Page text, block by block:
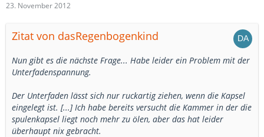
23. November 2012
Zitat von dasRegenbogenkind
Nun gibt es die nächste Frage... Habe leider ein Problem mit der
Unterfadenspannung.
Der Unterfaden lässt sich nur ruckartig ziehen, wenn die Kapsel
eingelegt ist. [...] Ich habe bereits versucht die Kammer in der die
spulenkapsel liegt noch mehr zu ölen, aber das hat leider
überhaupt nix gebracht.